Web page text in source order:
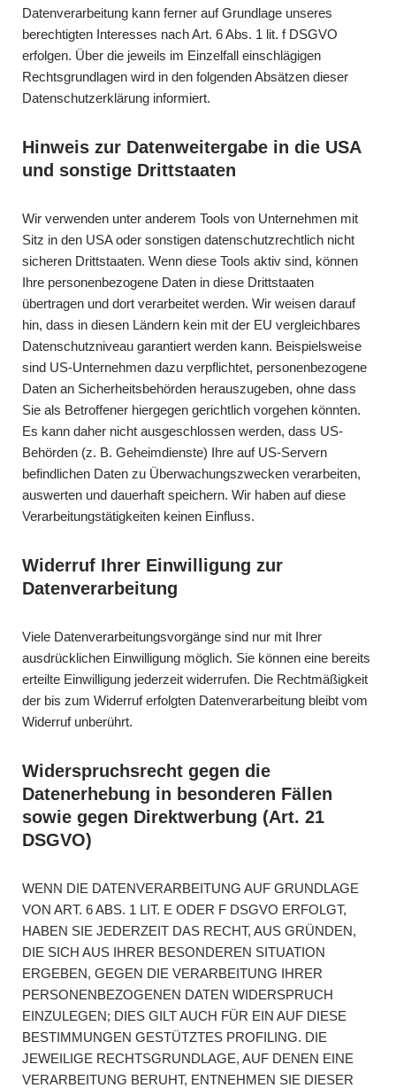
Datenverarbeitung kann ferner auf Grundlage unseres
berechtigten Interesses nach Art. 6 Abs. 1 lit. f DSGVO
erfolgen. Über die jeweils im Einzelfall einschlägigen
Rechtsgrundlagen wird in den folgenden Absätzen dieser
Datenschutzerklärung informiert.
Hinweis zur Datenweitergabe in die USA
und sonstige Drittstaaten
Wir verwenden unter anderem Tools von Unternehmen mit
Sitz in den USA oder sonstigen datenschutzrechtlich nicht
sicheren Drittstaaten. Wenn diese Tools aktiv sind, können
Ihre personenbezogene Daten in diese Drittstaaten
übertragen und dort verarbeitet werden. Wir weisen darauf
hin, dass in diesen Ländern kein mit der EU vergleichbares
Datenschutzniveau garantiert werden kann. Beispielsweise
sind US-Unternehmen dazu verpflichtet, personenbezogene
Daten an Sicherheitsbehörden herauszugeben, ohne dass
Sie als Betroffener hiergegen gerichtlich vorgehen könnten.
Es kann daher nicht ausgeschlossen werden, dass US-
Behörden (z. B. Geheimdienste) Ihre auf US-Servern
befindlichen Daten zu Überwachungszwecken verarbeiten,
auswerten und dauerhaft speichern. Wir haben auf diese
Verarbeitungstätigkeiten keinen Einfluss.
Widerruf Ihrer Einwilligung zur
Datenverarbeitung
Viele Datenverarbeitungsvorgänge sind nur mit Ihrer
ausdrücklichen Einwilligung möglich. Sie können eine bereits
erteilte Einwilligung jederzeit widerrufen. Die Rechtmäßigkeit
der bis zum Widerruf erfolgten Datenverarbeitung bleibt vom
Widerruf unberührt.
Widerspruchsrecht gegen die
Datenerhebung in besonderen Fällen
sowie gegen Direktwerbung (Art. 21
DSGVO)
WENN DIE DATENVERARBEITUNG AUF GRUNDLAGE
VON ART. 6 ABS. 1 LIT. E ODER F DSGVO ERFOLGT,
HABEN SIE JEDERZEIT DAS RECHT, AUS GRÜNDEN,
DIE SICH AUS IHRER BESONDEREN SITUATION
ERGEBEN, GEGEN DIE VERARBEITUNG IHRER
PERSONENBEZOGENEN DATEN WIDERSPRUCH
EINZULEGEN; DIES GILT AUCH FÜR EIN AUF DIESE
BESTIMMUNGEN GESTÜTZTES PROFILING. DIE
JEWEILIGE RECHTSGRUNDLAGE, AUF DENEN EINE
VERARBEITUNG BERUHT, ENTNEHMEN SIE DIESER